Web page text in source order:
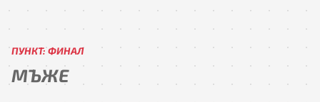
ПУНКТ: ФИНАЛ
МЪЖЕ